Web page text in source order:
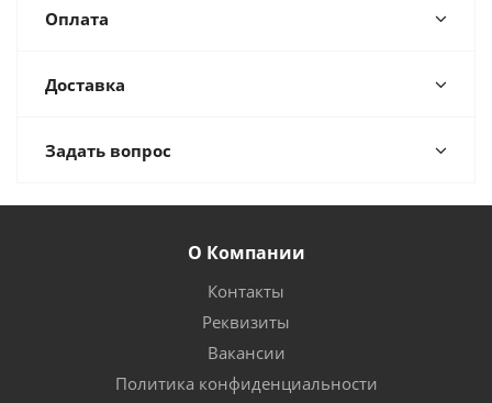
Оплата
Доставка
Задать вопрос
О Компании
Контакты
Реквизиты
Вакансии
Политика конфиденциальности